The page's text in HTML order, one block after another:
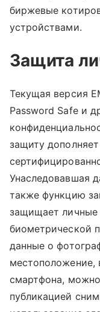
биржевые
устройствами.
Защита
Текущая версия
Password Safe и
защиту
Унаследовавшая
также функцию
защищает
биометрической
данные о
местоположение,
смартфона,
публикацией